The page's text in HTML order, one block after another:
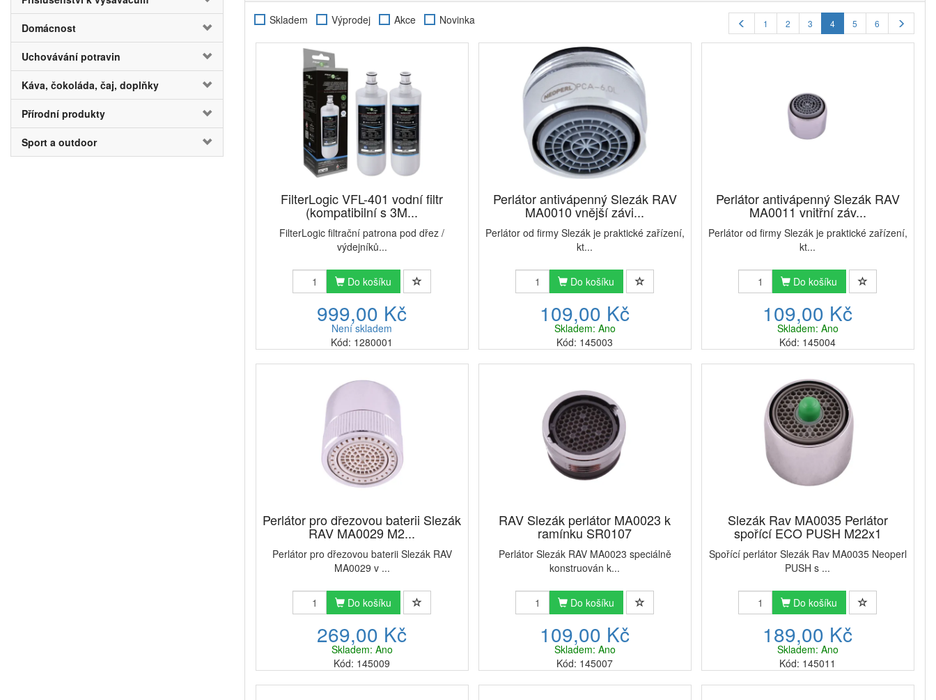
Domácnost
Uchovávání potravin
Káva, čokoláda, čaj, doplňky
Přírodní produkty
Sport a outdoor
doporučeno měnit v průměru 1x za 6 měsíců.
Díky našim filtračním systémům na vodu můžete svému tělu dopřát kvalitní vodu bez nežádoucích látek, která podpoří jeho zdraví.
Skladem Výprodej Akce Novinka 1 2 3 4 5 6
FilterLogic VFL-401 vodní filtr
(kompatibilní s 3M...
FilterLogic filtrační patrona pod dřez /
výdejníků...
Do košíku
999,00 Kč
Není skladem
Kód: 1280001
Perlátor antivápenný Slezák RAV
MA0010 vnější závi...
Perlátor od firmy Slezák je praktické zařízení,
kt...
Do košíku
109,00 Kč
Skladem: Ano
Kód: 145003
Perlátor antivápenný Slezák RAV
MA0011 vnitřní záv...
Perlátor od firmy Slezák je praktické zařízení,
kt...
Do košíku
109,00 Kč
Skladem: Ano
Kód: 145004
Perlátor pro dřezovou baterii Slezák
RAV MA0029 M2...
Perlátor pro dřezovou baterii Slezák RAV
MA0029 v ...
Do košíku
269,00 Kč
Skladem: Ano
Kód: 145009
RAV Slezák perlátor MA0023 k
ramínku SR0107
Perlátor Slezák RAV MA0023 speciálně
konstruován k...
Do košíku
109,00 Kč
Skladem: Ano
Kód: 145007
Slezák Rav MA0035 Perlátor
spořící ECO PUSH M22x1
Spořící perlátor Slezák Rav MA0035 Neoperl
PUSH s ...
Do košíku
189,00 Kč
Skladem: Ano
Kód: 145011